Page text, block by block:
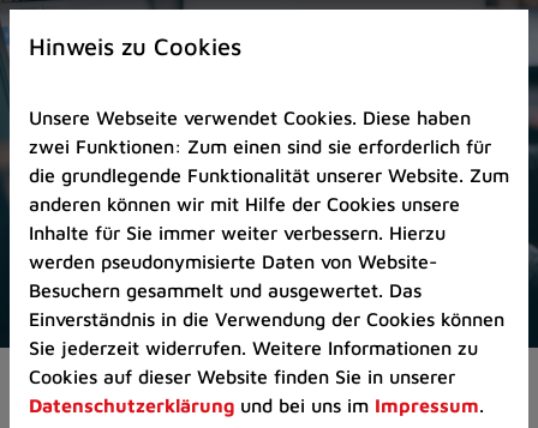
Zur
Startseite
Zum
Seitenanfang
springen
(Schnelltaste
A)
Zur
Navigation/Menü
springen
(Schnelltaste
M)
Zur
Pressemeldungen
Hinweis zu Cookies
Unsere Webseite verwendet Cookies. Diese haben
zwei Funktionen: Zum einen sind sie erforderlich für
die grundlegende Funktionalität unserer Website. Zum
anderen können wir mit Hilfe der Cookies unsere
Inhalte für Sie immer weiter verbessern. Hierzu
werden pseudonymisierte Daten von Website-
Besuchern gesammelt und ausgewertet. Das
Einverständnis in die Verwendung der Cookies können
Sie jederzeit widerrufen. Weitere Informationen zu
Cookies auf dieser Website finden Sie in unserer
Datenschutzerklärung und bei uns im Impressum.